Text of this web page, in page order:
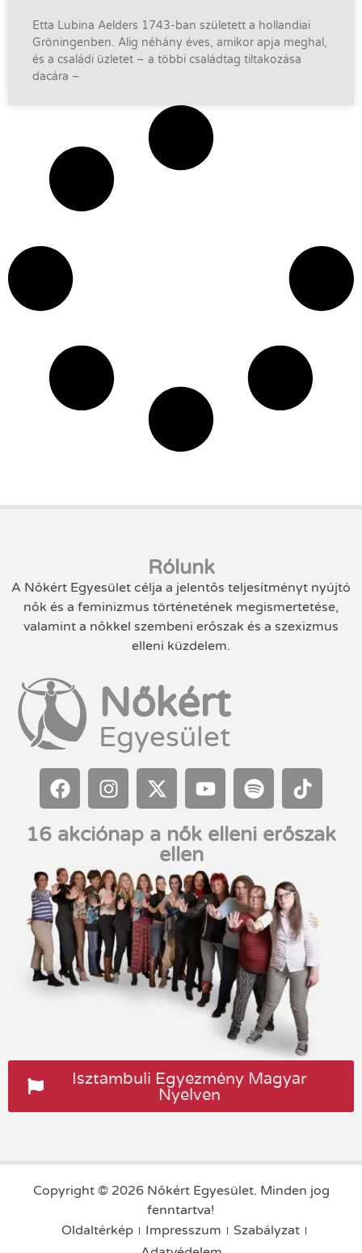
Etta Lubina Aelders 1743-ban született a hollandiai
Gröningenben. Alig néhány éves, amikor apja meghal,
és a családi üzletet – a többi családtag tiltakozása
dacára –
Rólunk
A Nőkért Egyesület célja a jelentős teljesítményt nyújtó
nők és a feminizmus történetének megismertetése,
valamint a nőkkel szembeni erőszak és a szexizmus
elleni küzdelem.
Nőkért
Egyesület
16 akciónap a nők elleni erőszak
ellen
Isztambuli Egyezmény Magyar
Nyelven
Copyright © 2026 Nőkért Egyesület. Minden jog
fenntartva!
Oldaltérkép
Impresszum
Szabályzat